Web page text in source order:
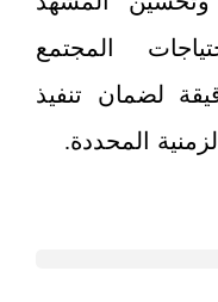
المجتمع
لضمان تنفيذ
المحددة.